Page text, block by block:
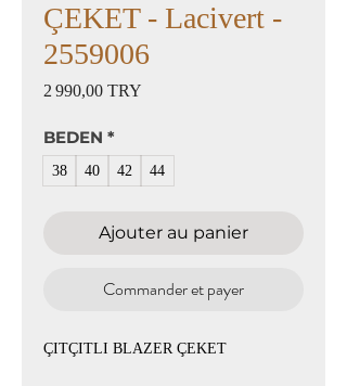
ÇEKET - Lacivert -
2559006
2 990,00 TRY
BEDEN *
38 40 42 44
Ajouter au panier
Commander et payer
ÇITÇITLI BLAZER ÇEKET